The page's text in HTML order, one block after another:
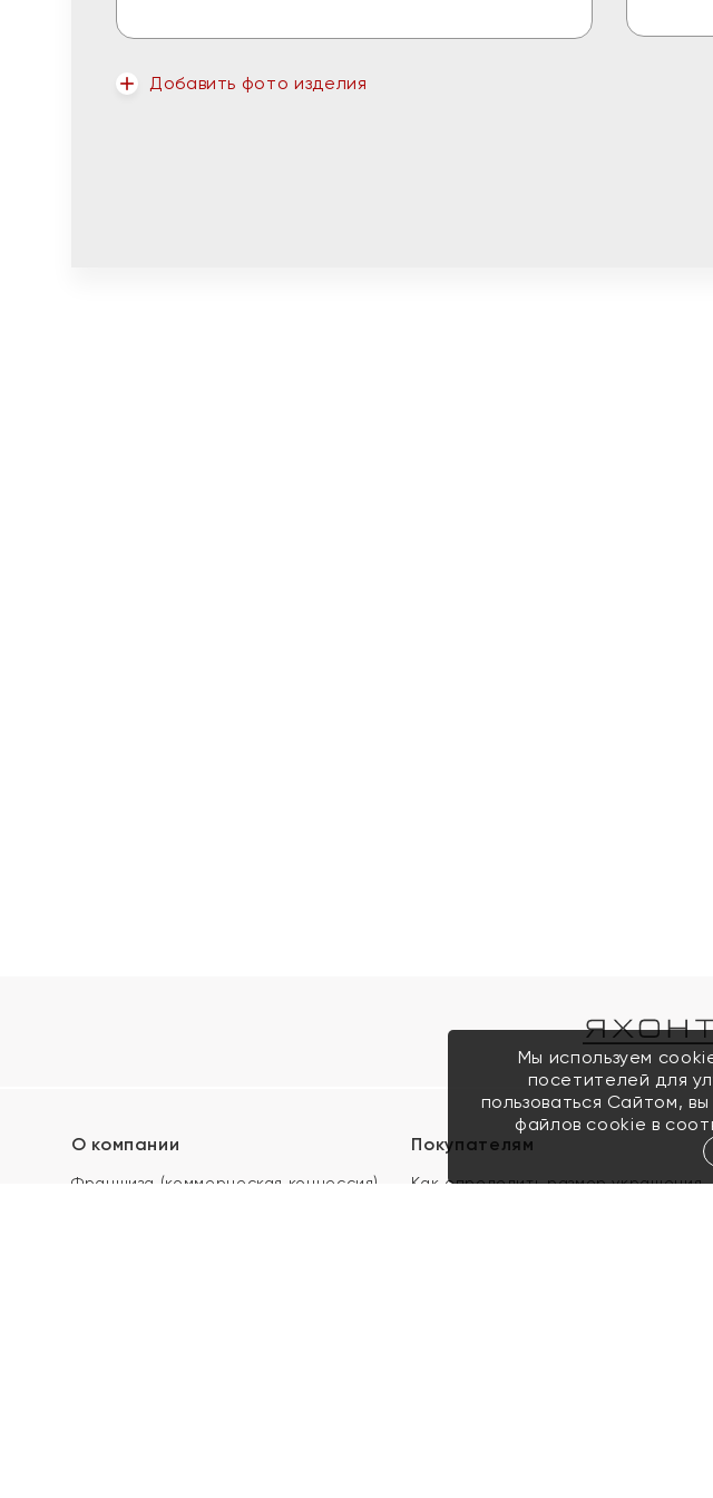
Добавить фото изделия
О компании
Франшиза (коммерческая концессия)
Покупателям
Как определить размер украшения
Мы используем
посетителей для
пользоваться Сайтом,
файлов cookie в